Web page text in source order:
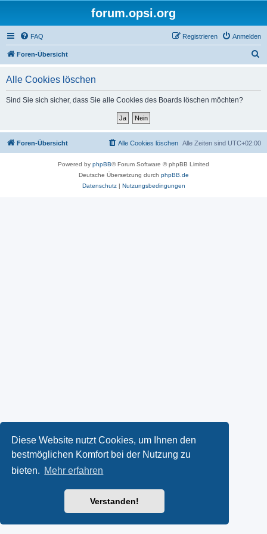
Diese Website nutzt Cookies, um Ihnen den
bestmöglichen Komfort bei der Nutzung zu
bieten. Mehr erfahren
Verstanden!
forum.opsi.org
FAQ Anmelden
Registrieren
Foren-Übersicht
Alle Cookies löschen
Sind Sie sich sicher, dass Sie alle Cookies des Boards löschen möchten?
Foren-Übersicht Alle Zeiten sind UTC+02:00
Alle Cookies löschen
Powered by phpBB® Forum Software © phpBB Limited
Deutsche Übersetzung durch phpBB.de
Datenschutz| Nutzungsbedingungen